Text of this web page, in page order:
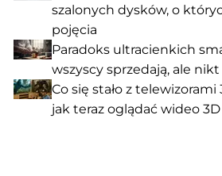
szalonych dysków, o
pojęcia
Paradoks ultracienkich
wszyscy sprzedają, ale
Co się stało z
jak teraz oglądać wideo